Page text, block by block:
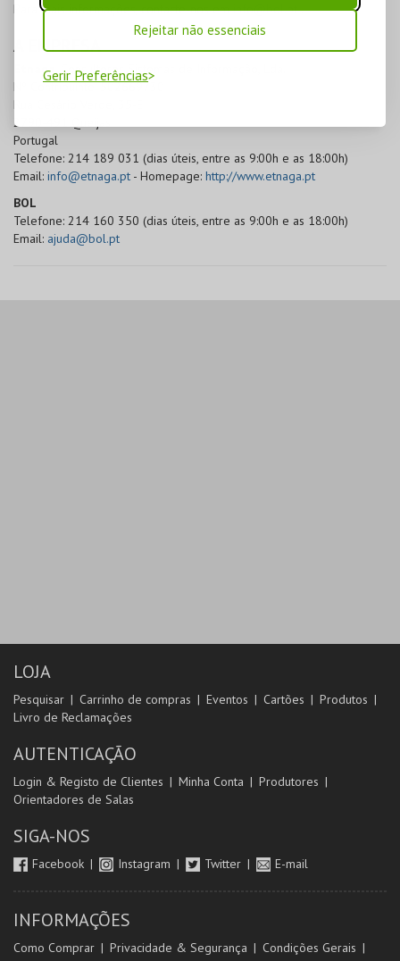
Rejeitar não essenciais
Gerir Preferências
Para mais informações, contacte-nos eminfo@bol.pt.
A EMPRESA
Etnaga
, Consultores Sistemas de Informação, Lda.
Nº Contribuinte: 502669730
Rua Cesário Verde, 35-E
2790-491 Queijas
Portugal
Telefone: 214 189 031 (dias úteis, entre as 9:00h e as 18:00h)
Email: info@etnaga.pt - Homepage: http://www.etnaga.pt
BOL
Telefone: 214 160 350 (dias úteis, entre as 9:00h e as 18:00h)
Email: ajuda@bol.pt
LOJA
Pesquisar Carrinho de compras Eventos Cartões
Produtos
Livro de Reclamações
AUTENTICAÇÃO
Login & Registo de Clientes Minha Conta
Produtores
Orientadores de Salas
SIGA-NOS
Facebook Instagram Twitter E-mail
INFORMAÇÕES
Como Comprar Privacidade & Segurança
Condições Gerais